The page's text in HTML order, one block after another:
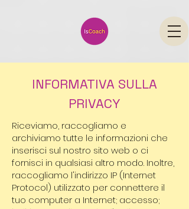
INFORMATIVA SULLA
PRIVACY
Riceviamo, raccogliamo e
archiviamo tutte le informazioni che
inserisci sul nostro sito web o ci
fornisci in qualsiasi altro modo. Inoltre,
raccogliamo l'indirizzo IP (Internet
Protocol) utilizzato per connettere il
tuo computer a Internet; accesso;